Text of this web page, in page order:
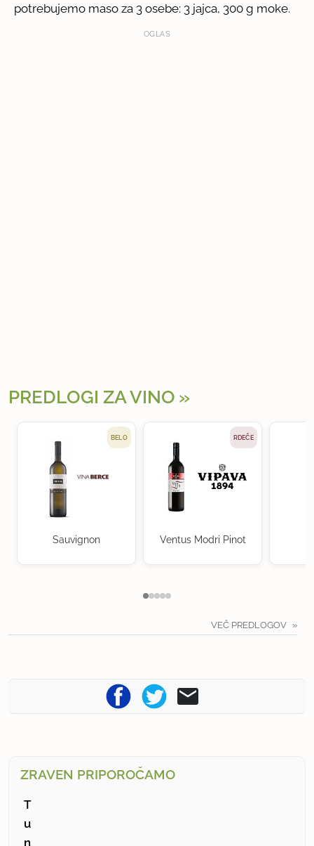
potrebujemo maso za 3 osebe: 3 jajca, 300 g moke.
OGLAS
PREDLOGI ZA VINO
BELO
Sauvignon
RDEČE
Ventus Modri Pinot
VEČ PREDLOGOV
ZRAVEN PRIPOROČAMO
T
u
n